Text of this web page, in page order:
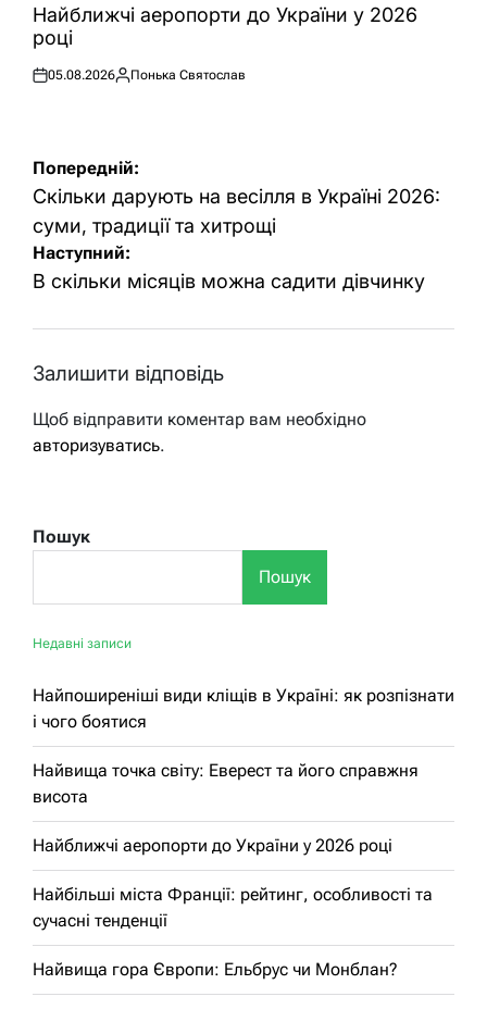
УНайближчі аеропорти до України у 2026
році
Оприлюднено
05.08.2026
Опубліковано
Понька Святослав
Навігація
записів
Попередній:
Скільки дарують на весілля в Україні 2026:
суми, традиції та хитрощі
Наступний:
В скільки місяців можна садити дівчинку
Залишити відповідь
Щоб відправити коментар вам необхідно
авторизуватись.
Пошук
Пошук
Недавні записи
Найпоширеніші види кліщів в Україні: як розпізнати
і чого боятися
Найвища точка світу: Еверест та його справжня
висота
Найближчі аеропорти до України у 2026 році
Найбільші міста Франції: рейтинг, особливості та
сучасні тенденції
Найвища гора Європи: Ельбрус чи Монблан?